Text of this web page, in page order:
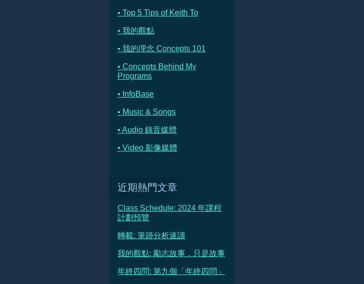
• Top 5 Tips of Keith To
• 我的觀點
• 我的理念 Concepts 101
• Concepts Behind My
Programs
• InfoBase
• Music & Songs
• Audio 錄音媒體
• Video 影像媒體
近期熱門文章
Class Schedule: 2024 年課程
計劃預覽
轉載: 筆跡分析速讀
我的觀點: 勵志故事，只是故事
年終四問: 第九個「年終四問」